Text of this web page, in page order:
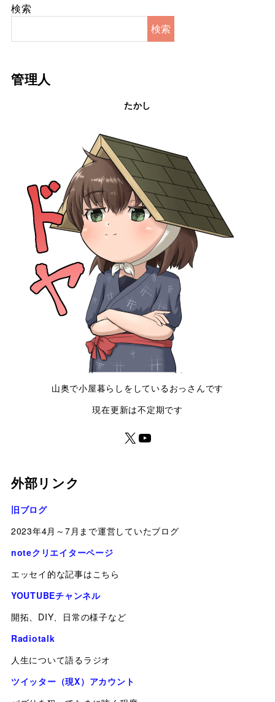
検索
検索
管理人
たかし
山奥で小屋暮らしをしているおっさんです
現在更新は不定期です
外部リンク
旧ブログ
2023年4月～7月まで運営していたブログ
noteクリエイターページ
エッセイ的な記事はこちら
YOUTUBEチャンネル
開拓、DIY、日常の様子など
Radiotalk
人生について語るラジオ
ツイッター（現X）アカウント